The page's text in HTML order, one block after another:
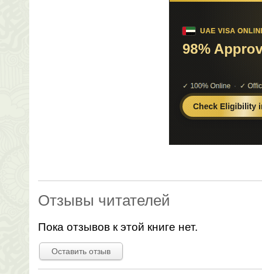
Отзывы читателей
Пока отзывов к этой книге нет.
Оставить отзыв